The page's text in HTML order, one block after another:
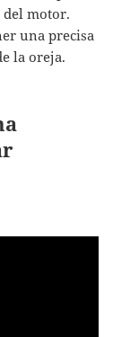
motor.
una precisa
la oreja.